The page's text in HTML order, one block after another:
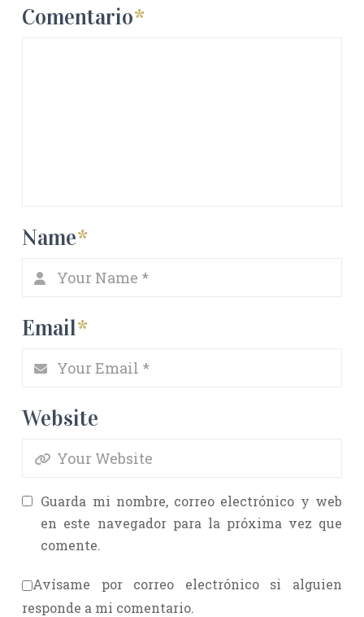
Comentario*
Name*
Email*
Website
Guarda mi nombre, correo electrónico y web
en este navegador para la próxima vez que
comente.
Avísame por correo electrónico si alguien
responde a mi comentario.